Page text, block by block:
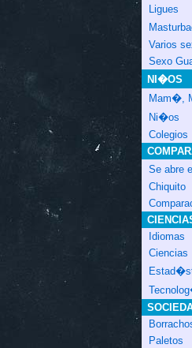
Ligues
Varios
Sexo
NI�OS
Mam�,
Ni�os
Colegios
Se abre
Chiquito
Idiomas
Ciencias
Paletos